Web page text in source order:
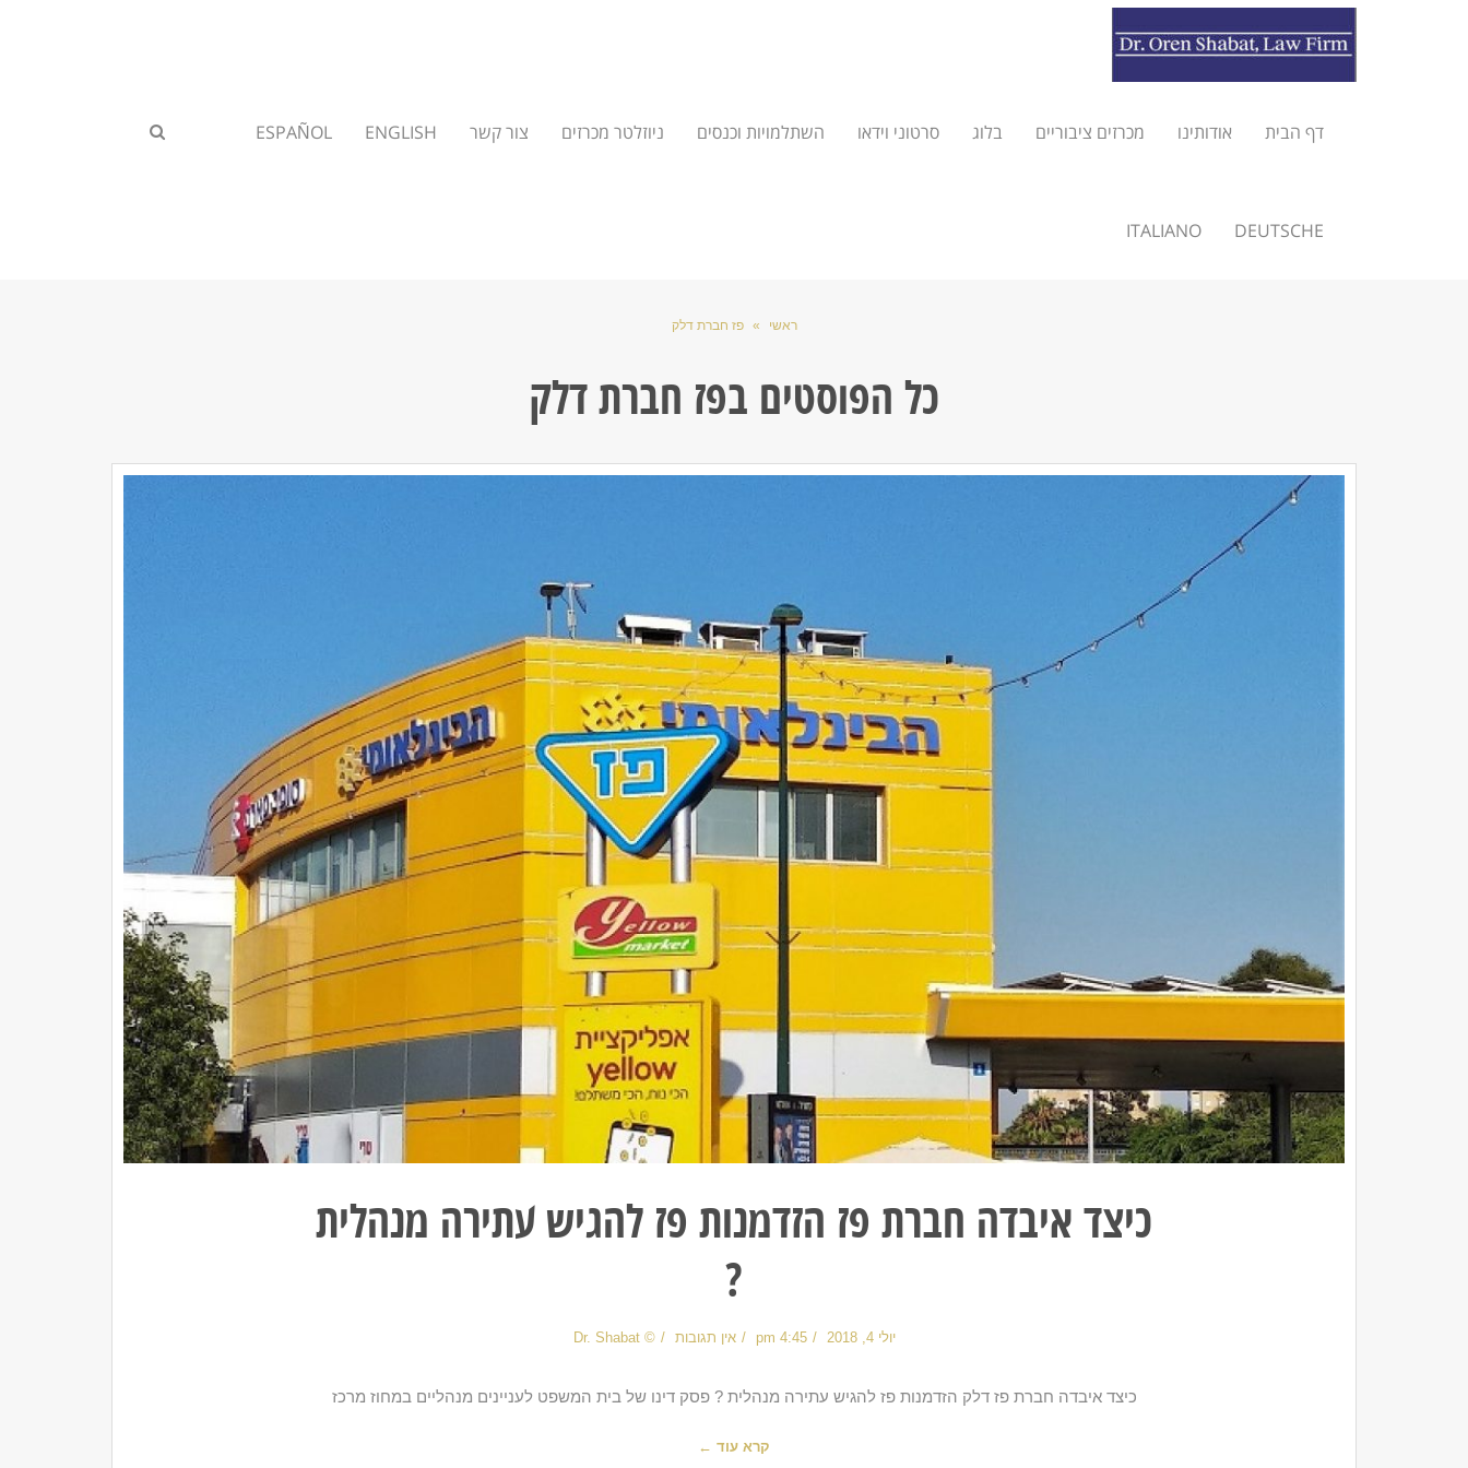
דף הבית אודותינו מכרזים ציבוריים בלוג סרטוני וידאו השתלמויות וכנסים ניוזלטר מכרזים צור קשר ENGLISH
ESPAÑOL
DEUTSCHE
ITALIANO
ראשי » פז חברת דלק
כל הפוסטים בפז חברת דלק
כיצד איבדה חברת פז הזדמנות פז להגיש עתירה מנהלית
?
יולי 4, 2018 4:45 pm אין תגובות © Dr. Shabat
כיצד איבדה חברת פז דלק הזדמנות פז להגיש עתירה מנהלית ? פסק דינו של בית המשפט לעניינים מנהליים במחוז מרכז
קרא עוד ←